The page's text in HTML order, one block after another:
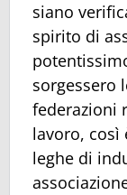
siano
spirito di
sorgessero
federazioni
lavoro, così
leghe di